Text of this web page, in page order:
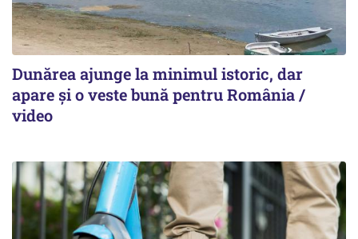
Dunărea ajunge la minimul istoric, dar
apare și o veste bună pentru România /
video